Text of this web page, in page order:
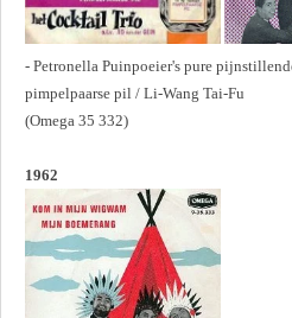
- Petronella Puinpoeier's pure
pimpelpaarse pil / Li-Wang Tai-Fu
(Omega 35 332)
1962